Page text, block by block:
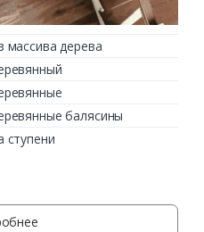
массива дерева
балясины
ступени